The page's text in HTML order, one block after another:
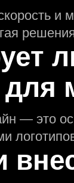
и
для
— это